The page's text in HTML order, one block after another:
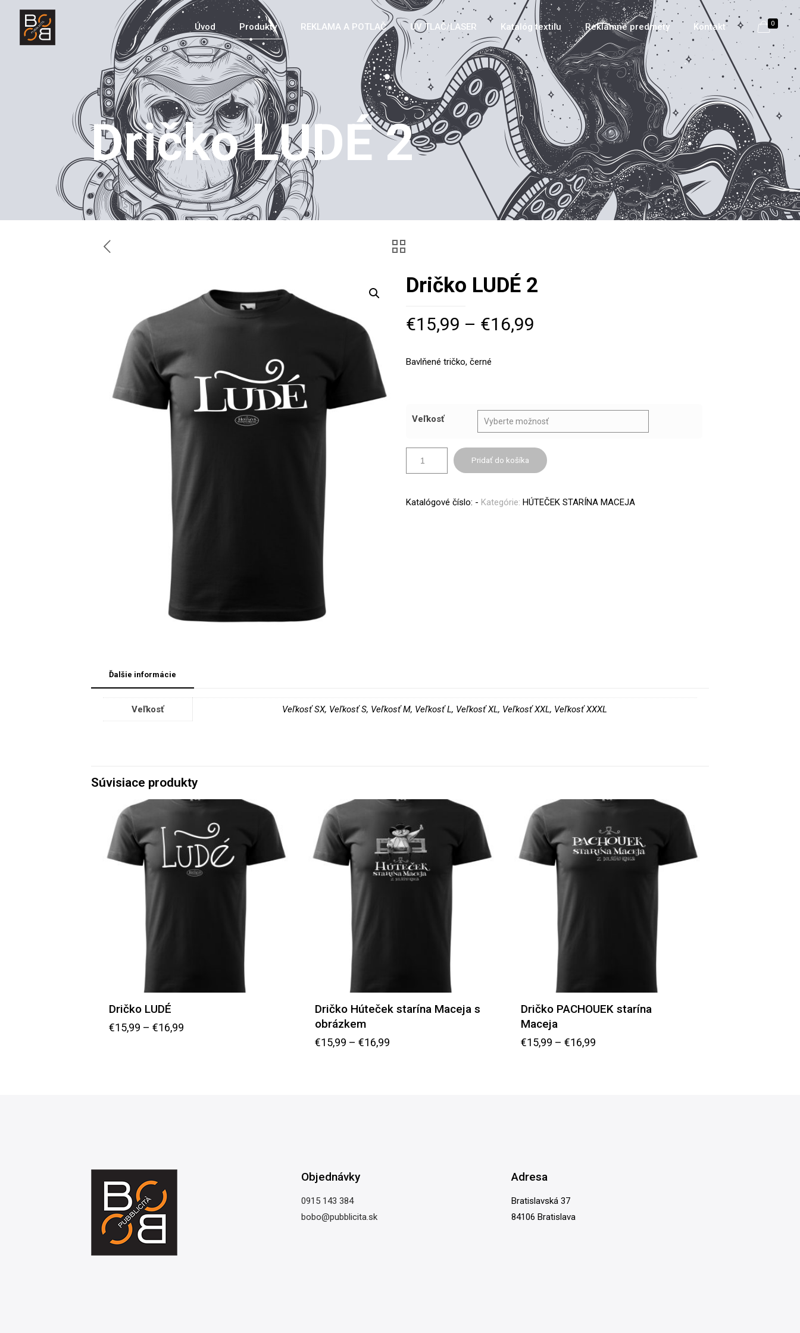
Úvod Produkty REKLAMA A POTLAČ UV TLAČ/LASER Katalóg textilu Reklamné predmety Kontakt 0
Dričko LUDÉ 2
Dričko LUDÉ 2
€15,99 – €16,99
Bavlňené tričko, černé
Veľkosť
Pridať do košíka
Katalógové číslo: - Kategórie:HÚTEČEK STARÍNA MACEJA
Ďalšie informácie
Veľkosť Veľkosť SX, Veľkosť S, Veľkosť M, Veľkosť L, Veľkosť XL, Veľkosť XXL, Veľkosť XXXL
Súvisiace produkty
Dričko LUDÉ
€15,99 – €16,99
Dričko Húteček starína Maceja s
obrázkem
€15,99 – €16,99
Dričko PACHOUEK starína
Maceja
€15,99 – €16,99
Objednávky
0915 143 384
bobo@pubblicita.sk
Adresa
Bratislavská 37
84106 Bratislava